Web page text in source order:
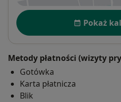
Dostępność
Pokaż
Metody płatności (wizyty
Gotówka
Karta płatnicza
Blik